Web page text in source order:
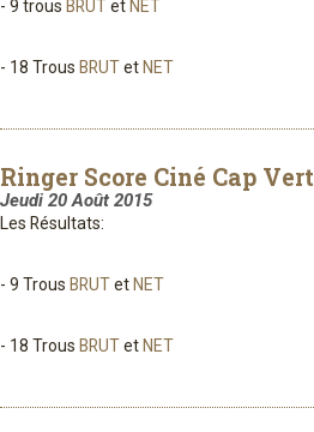
- 9 trous BRUTetNET
- 18 Trous BRUTetNET
Ringer Score Ciné Cap Vert
Jeudi 20 Août 2015
Les Résultats:
- 9 Trous BRUTetNET
- 18 Trous BRUTetNET